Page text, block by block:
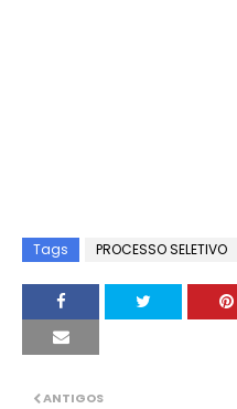
Tags PROCESSO SELETIVO
ANTIGOS